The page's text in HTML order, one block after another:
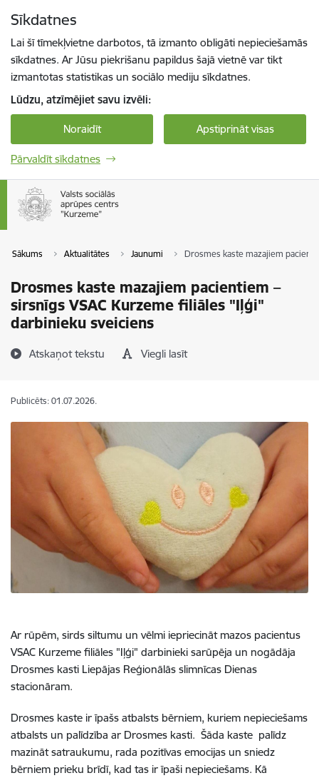
Sīkdatnes
Lai šī tīmekļvietne darbotos, tā izmanto obligāti nepieciešamās
sīkdatnes. Ar Jūsu piekrišanu papildus šajā vietnē var tikt
izmantotas statistikas un sociālo mediju sīkdatnes.
Lūdzu, atzīmējiet savu izvēli:
Noraidīt Apstiprināt visas
Pārvaldīt sīkdatnes
Sākums Aktualitātes Jaunumi Drosmes kaste mazajiem
Drosmes kaste mazajiem pacientiem –
sirsnīgs VSAC Kurzeme filiāles "Iļģi"
darbinieku sveiciens
Atskaņot tekstu Viegli lasīt
Publicēts: 01.07.2026.
Ar rūpēm, sirds siltumu un vēlmi iepriecināt mazos pacientus
VSAC Kurzeme filiāles "Iļģi" darbinieki sarūpēja un nogādāja
Drosmes kasti Liepājas Reģionālās slimnīcas Dienas
stacionāram.
Drosmes kaste ir īpašs atbalsts bērniem, kuriem nepieciešams
atbalsts un palīdzība ar Drosmes kasti. Šāda kaste palīdz
mazināt satraukumu, rada pozitīvas emocijas un sniedz
bērniem prieku brīdī, kad tas ir īpaši nepieciešams. Kā